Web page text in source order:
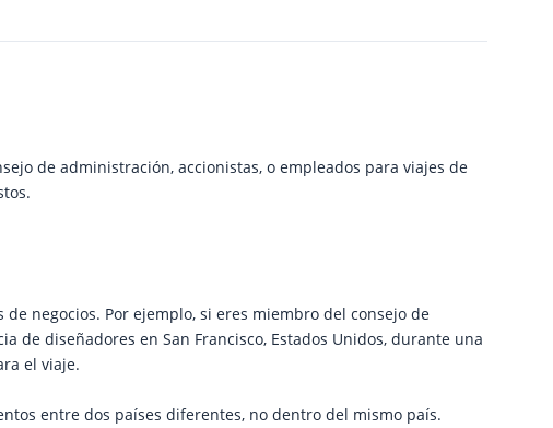
de administración, accionistas, o empleados para viajes de
negocios. Por ejemplo, si eres miembro del consejo de
de diseñadores en San Francisco, Estados Unidos, durante una
el viaje.
entre dos países diferentes, no dentro del mismo país.